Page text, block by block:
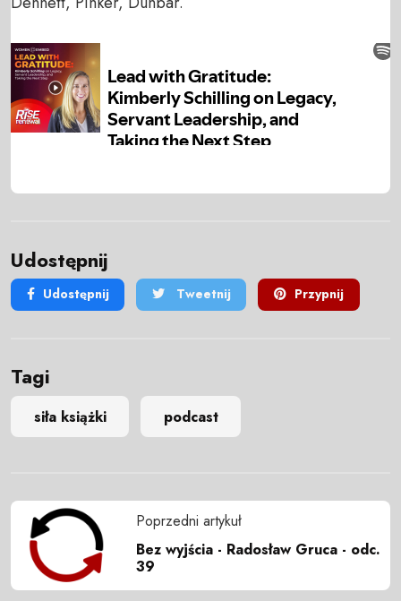
Udostępnij
Udostępnij Tweetnij Przypnij
Tagi
siła książki podcast
Poprzedni artykuł
Bez wyjścia - Radosław Gruca - odc.
39